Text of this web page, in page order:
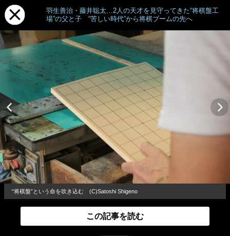
羽生善治・藤井聡太…2人の天才を見守ってきた“将棋盤工
場”の父と子 “苦しい時代”から将棋ブームの先へ
“将棋盤”という命を吹き込む (C)Satoshi Shigeno
この記事を読む